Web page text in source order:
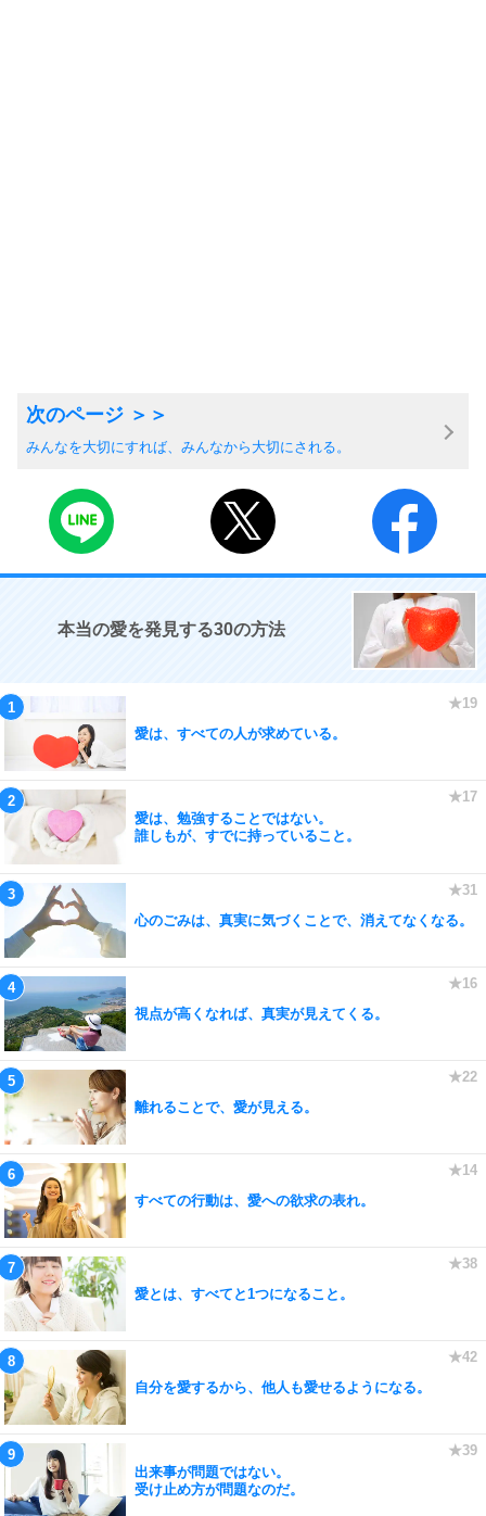
みんなを大切にすれば、みんなから大切にされる。
本当の愛を発見する30の方法
愛は、すべての人が求めている。
愛は、勉強することではない。
誰しもが、すでに持っていること。
心のごみは、真実に気づくことで、消えてなくなる。
視点が高くなれば、真実が見えてくる。
離れることで、愛が見える。
すべての行動は、愛への欲求の表れ。
愛とは、すべてと1つになること。
自分を愛するから、他人も愛せるようになる。
出来事が問題ではない。
受け止め方が問題なのだ。